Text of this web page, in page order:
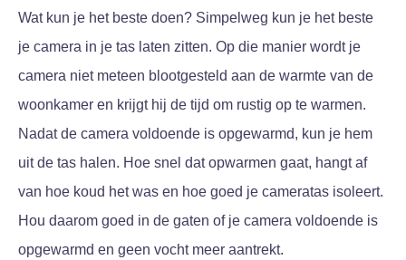
Wat kun je het beste doen? Simpelweg kun je het beste
je camera in je tas laten zitten. Op die manier wordt je
camera niet meteen blootgesteld aan de warmte van de
woonkamer en krijgt hij de tijd om rustig op te warmen.
Nadat de camera voldoende is opgewarmd, kun je hem
uit de tas halen. Hoe snel dat opwarmen gaat, hangt af
van hoe koud het was en hoe goed je cameratas isoleert.
Hou daarom goed in de gaten of je camera voldoende is
opgewarmd en geen vocht meer aantrekt.